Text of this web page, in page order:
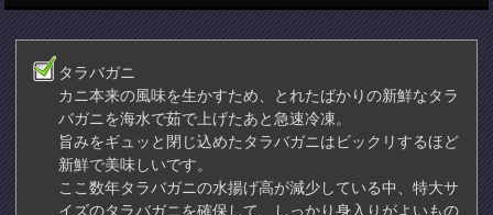
タラバガニ
カニ本来の風味を生かすため、とれたばかりの新鮮なタラ
バガニを海水で茹で上げたあと急速冷凍。
旨みをギュッと閉じ込めたタラバガニはビックリするほど
新鮮で美味しいです。
ここ数年タラバガニの水揚げ高が減少している中、特大サ
イズのタラバガニを確保して、しっかり身入りがよいもの